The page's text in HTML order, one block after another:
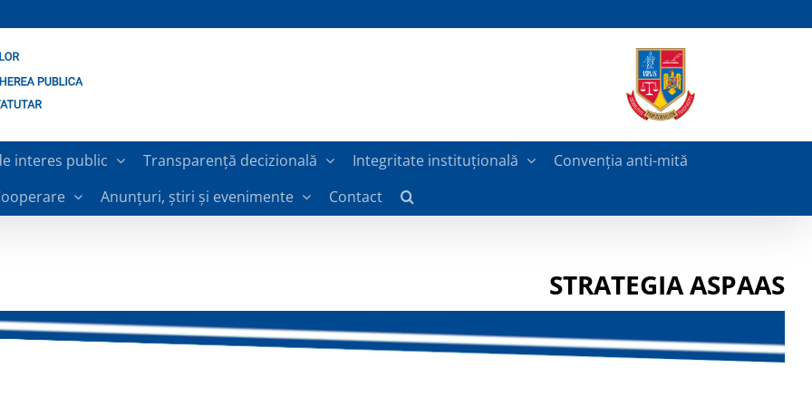
interes public Transparență decizională Integritate instituțională
Convenția anti-mită
Anunțuri, știri și evenimente Contact
STRATEGIA ASPAAS